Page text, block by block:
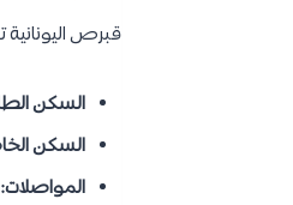
قبرص اليونانية
السكن
السكن
المواصلات: